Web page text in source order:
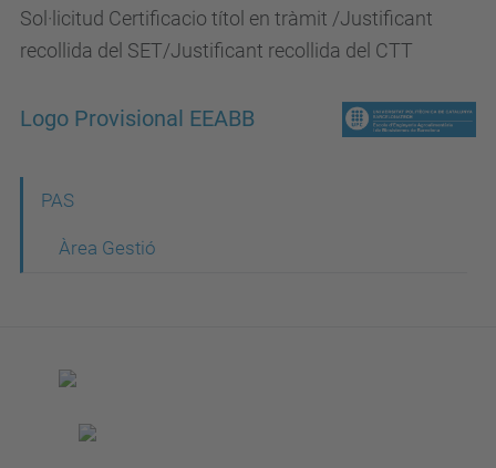
Sol·licitud Certificacio títol en tràmit /Justificant
recollida del SET/Justificant recollida del CTT
Logo Provisional EEABB
v
PAS
Àrea Gestió